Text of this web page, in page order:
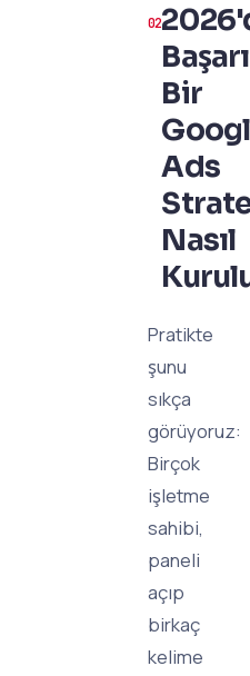
Bir
Ads
Nasıl
Pratikte
şunu
sıkça
görüyoruz:
Birçok
işletme
sahibi,
paneli
açıp
birkaç
kelime